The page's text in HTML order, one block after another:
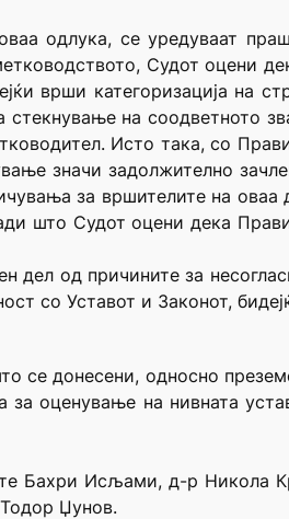
одлука, се уредуваат
Судот оцени
врши категоризација на
стекнување на соодветното
Исто така, со
значи задолжително
за вршителите на оваа
што Судот оцени дека
дел од причините за
со Уставот и Законот,
се донесени, односно
за оценување на нивната
Бахри Исљами, д-р Никола
Џунов.